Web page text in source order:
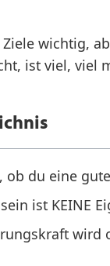
wichtig,
ist viel, viel
ob du eine
sein ist KEINE
wird